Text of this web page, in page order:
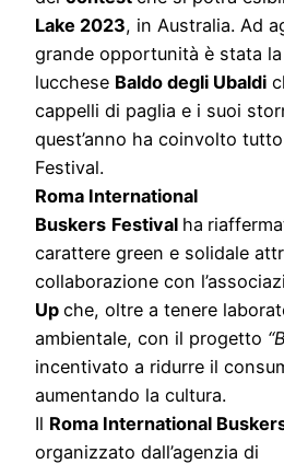
Lake 2023, in Australia. Ad
grande opportunità è stata
lucchese Baldo degli Ubaldi
cappelli di paglia e i suoi
quest’anno ha coinvolto
Festival.
Roma International
Buskers Festival ha
carattere green e solidale
collaborazione con
Up che, oltre a tenere
ambientale, con il progetto
incentivato a ridurre il
aumentando la cultura.
Il Roma International
organizzato dall’agenzia di